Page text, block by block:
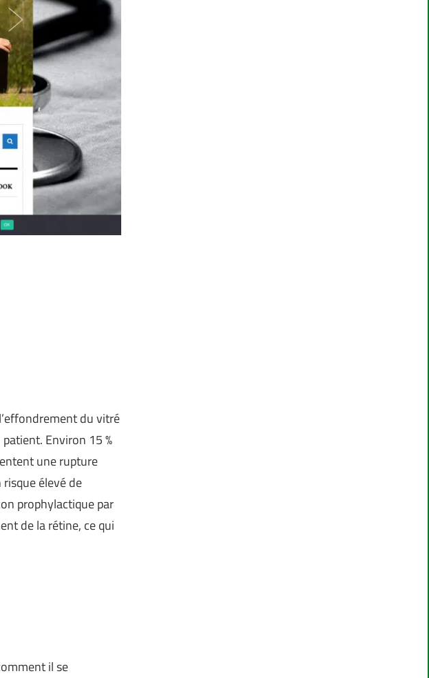
du vitré
Environ 15 %
une rupture
élevé de
prophylactique par
de la rétine, ce qui
il se